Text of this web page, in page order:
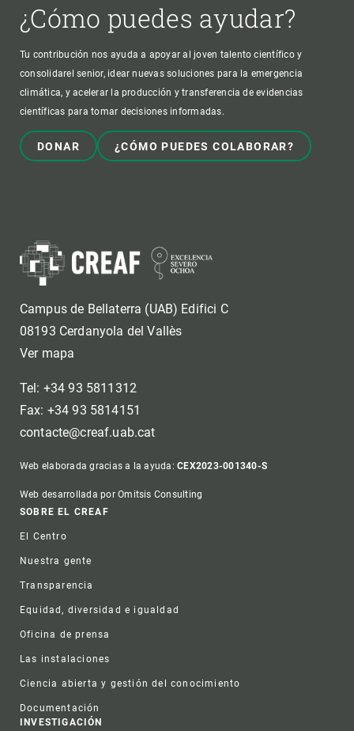
¿Cómo puedes ayudar?
Tu contribución nos ayuda a apoyar al joven talento científico y
consolidarel senior, idear nuevas soluciones para la emergencia
climática, y acelerar la producción y transferencia de evidencias
científicas para tomar decisiones informadas.
DONAR ¿CÓMO PUEDES COLABORAR?
Campus de Bellaterra (UAB) Edifici C
08193 Cerdanyola del Vallès
Ver mapa
Tel: +34 93 5811312
Fax: +34 93 5814151
contacte@creaf.uab.cat
Web elaborada gracias a la ayuda:CEX2023-001340-S
Web desarrollada por Omitsis Consulting
Footer
SOBRE EL CREAF
El Centro
Nuestra gente
Transparencia
Equidad, diversidad e igualdad
Oficina de prensa
Las instalaciones
Ciencia abierta y gestión del conocimiento
Documentación
INVESTIGACIÓN